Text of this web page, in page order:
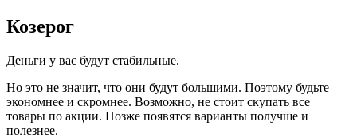
Козерог
Деньги у вас будут стабильные.
Но это не значит, что они будут большими. Поэтому будьте
экономнее и скромнее. Возможно, не стоит скупать все
товары по акции. Позже появятся варианты получше и
полезнее.